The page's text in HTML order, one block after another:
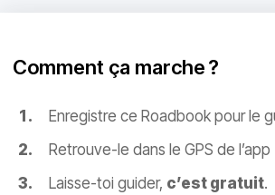
Comment ça marche ?
Enregistre ce Roadbook pour le
Retrouve-le dans le GPS de l’app
Laisse-toi guider, c’est gratuit.